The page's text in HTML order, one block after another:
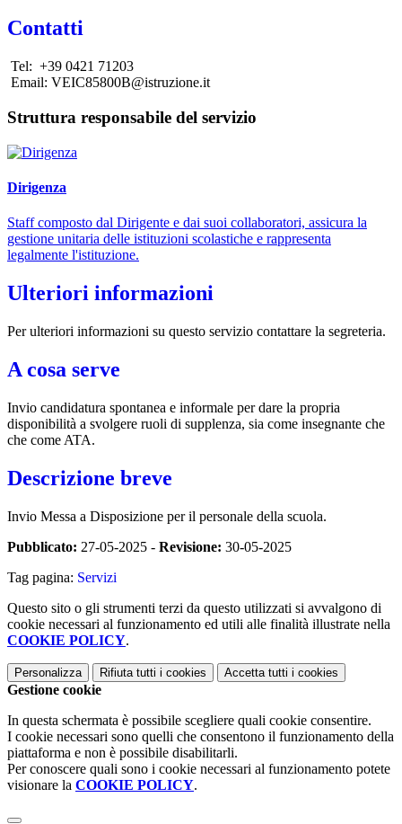
Contatti
Tel: +39 0421 71203
Email: VEIC85800B@istruzione.it
Struttura responsabile del servizio
Dirigenza
Staff composto dal Dirigente e dai suoi collaboratori, assicura la
gestione unitaria delle istituzioni scolastiche e rappresenta
legalmente l'istituzione.
Ulteriori informazioni
Per ulteriori informazioni su questo servizio contattare la segreteria.
A cosa serve
Invio candidatura spontanea e informale per dare la propria
disponibilità a svolgere ruoli di supplenza, sia come insegnante che
che come ATA.
Descrizione breve
Invio Messa a Disposizione per il personale della scuola.
Pubblicato: 27-05-2025 - Revisione: 30-05-2025
Tag pagina: Servizi
Questo sito o gli strumenti terzi da questo utilizzati si avvalgono di
cookie necessari al funzionamento ed utili alle finalità illustrate nella
COOKIE POLICY.
Personalizza Rifiuta tutti i cookies Accetta tutti i cookies
Gestione cookie
In questa schermata è possibile scegliere quali cookie consentire.
I cookie necessari sono quelli che consentono il funzionamento della
piattaforma e non è possibile disabilitarli.
Per conoscere quali sono i cookie necessari al funzionamento potete
visionare la COOKIE POLICY.